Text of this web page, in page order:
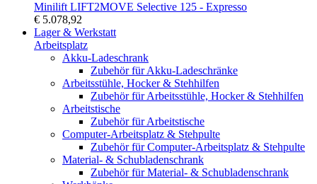
Minilift LIFT2MOVE Selective 125 - Expresso
€ 5.078,92
Lager & Werkstatt
Arbeitsplatz
Akku-Ladeschrank
Zubehör für Akku-Ladeschränke
Arbeitsstühle, Hocker & Stehhilfen
Zubehör für Arbeitsstühle, Hocker & Stehhilfen
Arbeitstische
Zubehör für Arbeitstische
Computer-Arbeitsplatz & Stehpulte
Zubehör für Computer-Arbeitsplatz & Stehpulte
Material- & Schubladenschrank
Zubehör für Material- & Schubladenschrank